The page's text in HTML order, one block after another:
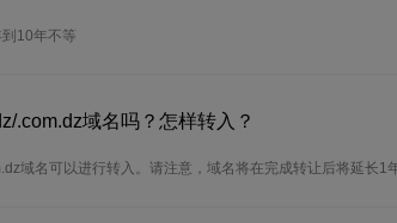
10年不等
.com.dz域名吗？怎样转入？
域名可以进行转入。请注意，域名将在完成转让后将延长1